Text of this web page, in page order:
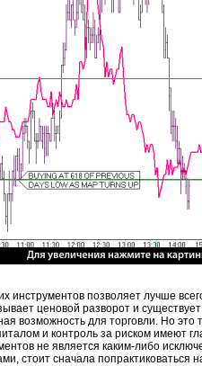
инструментов позволяет лучше
ценовой разворот и
возможность для торговли. Но это
и контроль за риском имеют
не является каким-либо
стоит сначала попрактиковаться